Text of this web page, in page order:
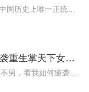
【免费】帝姬凤隐掌天下|逆袭重生掌天下女尊文